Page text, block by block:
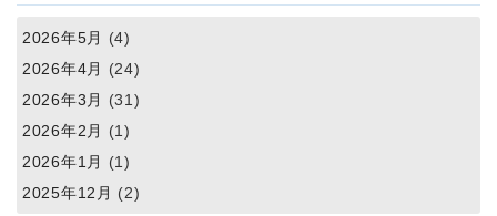
2026年5月
(4)
2026年4月
(24)
2026年3月
(31)
2026年2月
(1)
2026年1月
(1)
2025年12月 (2)